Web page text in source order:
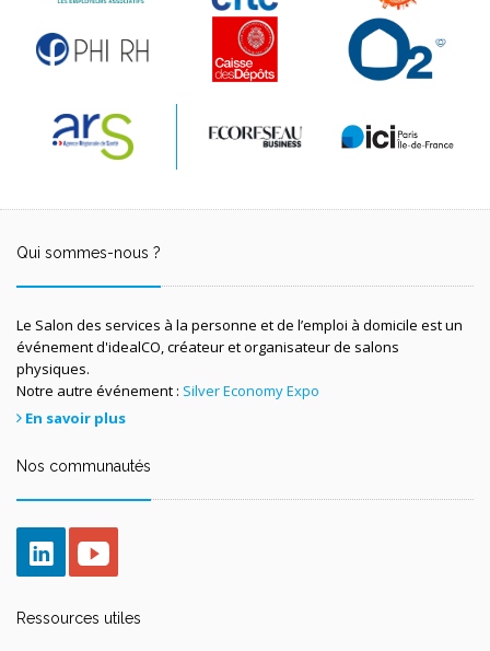
Qui sommes-nous ?
Le Salon des services à la personne et de l’emploi à domicile est un
événement d'idealCO, créateur et organisateur de salons
physiques.
Notre autre événement : Silver Economy Expo
En savoir plus
Nos communautés
Ressources utiles